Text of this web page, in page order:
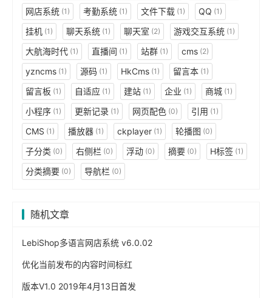
网店系统 (1) 考勤系统 (1) 文件下载 (1) QQ (1)
挂机 (1) 聊天系统 (1) 聊天室 (2) 游戏交互系统 (1)
大航海时代 (1) 直播间 (1) 站群 (1) cms (2)
yzncms (1) 源码 (1) HkCms (1) 留言本 (1)
留言板 (1) 自适应 (1) 建站 (1) 企业 (1) 商城 (1)
小程序 (1) 更新记录 (1) 网页配色 (0) 引用 (1)
CMS (1) 播放器 (1) ckplayer (1) 轮播图 (0)
子分类 (0) 右侧栏 (0) 浮动 (0) 摘要 (0) H标签 (1)
分类摘要 (0) 导航栏 (0)
随机文章
LebiShop多语言网店系统 v6.0.02
优化当前发布的内容时间标红
版本V1.0 2019年4月13日首发